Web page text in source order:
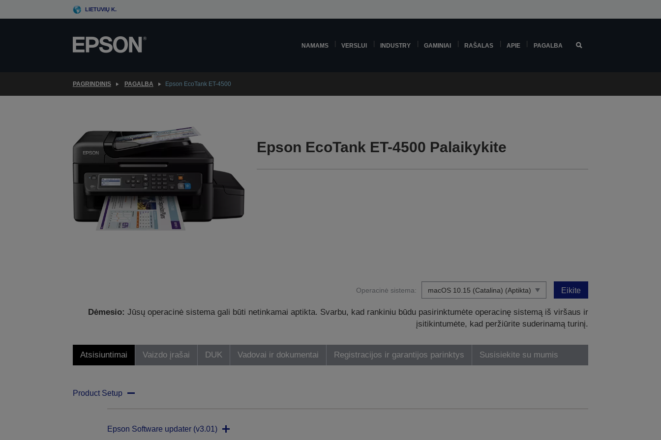
to
LIETUVIŲ K.
NAMAMS VERSLUI INDUSTRY GAMINIAI RAŠALAS APIE PAGALBA
PAGRINDINIS PAGALBA Epson EcoTank ET-4500
Epson EcoTank ET-4500 Palaikykite
Operacinė sistema: Eikite
Dėmesio: Jūsų operacinė sistema gali būti netinkamai aptikta. Svarbu, kad rankiniu būdu pasirinktumėte operacinę sistemą iš viršaus ir
įsitikintumėte, kad peržiūrite suderinamą turinį.
Atsisiuntimai Vaizdo įrašai DUK Vadovai ir dokumentai Registracijos ir garantijos parinktys Susisiekite su mumis
Product Setup
Epson Software updater (v3.01)